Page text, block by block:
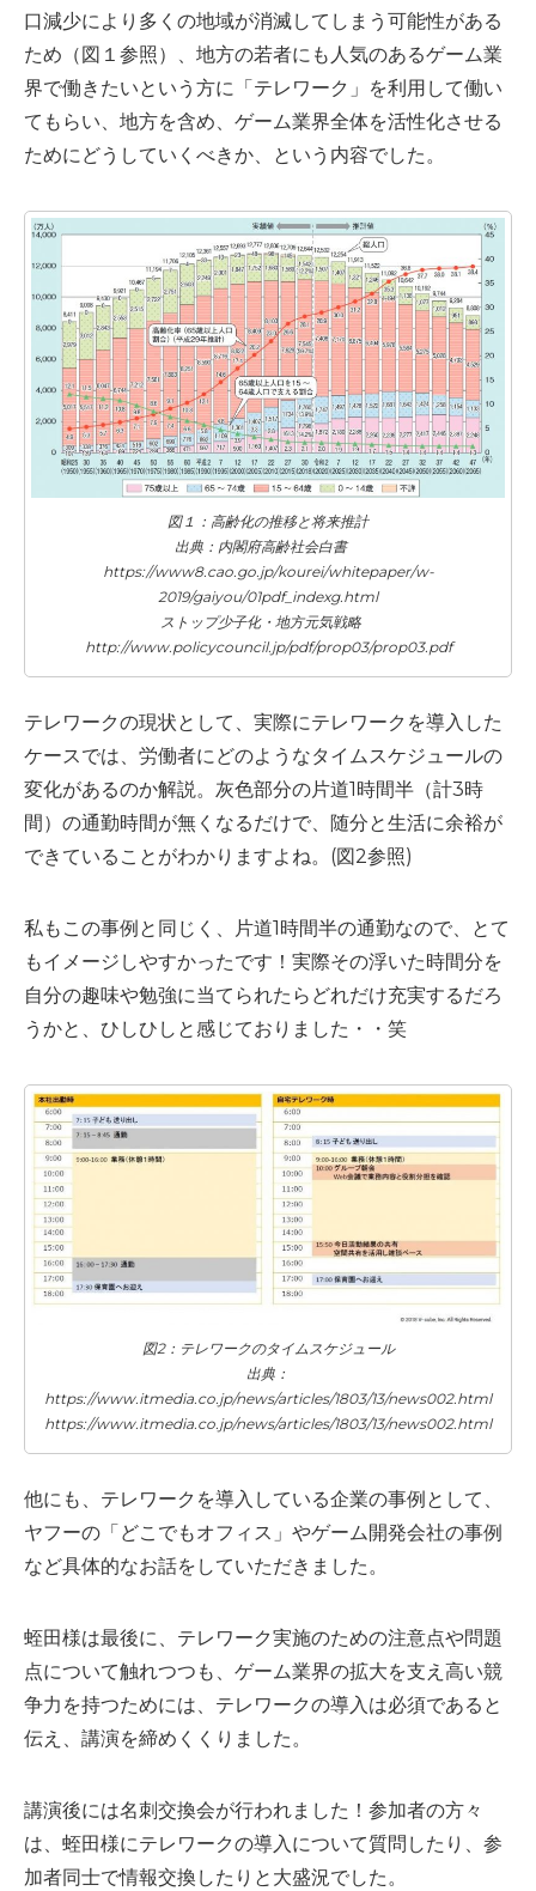
口減少により多くの地域が消滅してしまう可能性がある
ため（図１参照）、地方の若者にも人気のあるゲーム業
界で働きたいという方に「テレワーク」を利用して働い
てもらい、地方を含め、ゲーム業界全体を活性化させる
ためにどうしていくべきか、という内容でした。
図１：高齢化の推移と将来推計
出典：内閣府高齢社会白書
https://www8.cao.go.jp/kourei/whitepaper/w-
2019/gaiyou/01pdf_indexg.html
ストップ少子化・地方元気戦略
http://www.policycouncil.jp/pdf/prop03/prop03.pdf
テレワークの現状として、実際にテレワークを導入した
ケースでは、労働者にどのようなタイムスケジュールの
変化があるのか解説。灰色部分の片道1時間半（計3時
間）の通勤時間が無くなるだけで、随分と生活に余裕が
できていることがわかりますよね。(図2参照)
私もこの事例と同じく、片道1時間半の通勤なので、とて
もイメージしやすかったです！実際その浮いた時間分を
自分の趣味や勉強に当てられたらどれだけ充実するだろ
うかと、ひしひしと感じておりました・・笑
図2：テレワークのタイムスケジュール
出典：
https://www.itmedia.co.jp/news/articles/1803/13/news002.html
https://www.itmedia.co.jp/news/articles/1803/13/news002.html
他にも、テレワークを導入している企業の事例として、
ヤフーの「どこでもオフィス」やゲーム開発会社の事例
など具体的なお話をしていただきました。
蛭田様は最後に、テレワーク実施のための注意点や問題
点について触れつつも、ゲーム業界の拡大を支え高い競
争力を持つためには、テレワークの導入は必須であると
伝え、講演を締めくくりました。
講演後には名刺交換会が行われました！参加者の方々
は、蛭田様にテレワークの導入について質問したり、参
加者同士で情報交換したりと大盛況でした。